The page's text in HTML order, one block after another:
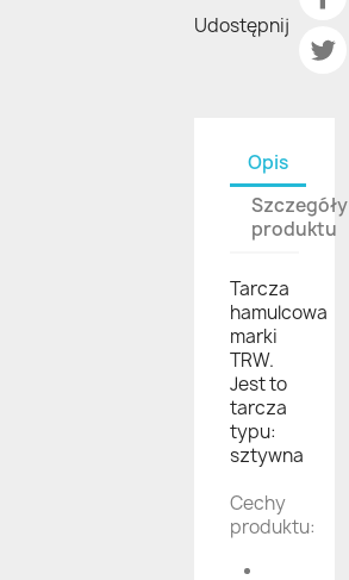
Udostępnij
Opis
Szczegóły
produktu
Tarcza
hamulcowa
marki
TRW.
Jest to
tarcza
typu:
sztywna
Cechy
produktu: